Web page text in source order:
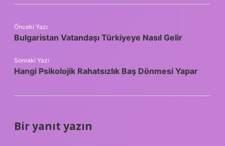
Önceki Yazı
Bulgaristan Vatandaşı Türkiyeye Nasıl Gelir
Sonraki Yazı
Hangi Psikolojik Rahatsızlık Baş Dönmesi Yapar
Bir yanıt yazın